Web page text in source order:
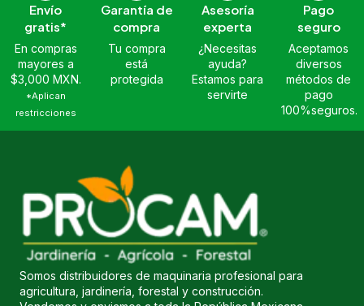
Envío
gratis*
En compras
mayores a
$3,000 MXN.
*Aplican
restricciones
Garantía de
compra
Tu compra
está
protegida
Asesoría
experta
¿Necesitas
ayuda?
Estamos para
servirte
Pago
seguro
Aceptamos
diversos
métodos de
pago
100%seguros.
Somos distribuidores de maquinaria profesional para
agricultura, jardinería, forestal y construcción.